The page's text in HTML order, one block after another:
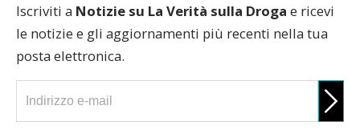
PARTECIPA ANCHE TU
Iscriviti a Notizie su La Verità sulla Droga e ricevi
le notizie e gli aggiornamenti più recenti nella tua
posta elettronica.